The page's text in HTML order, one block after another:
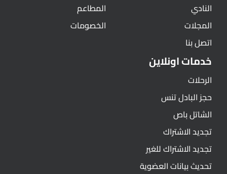
النادي
المجلات
اتصل بنا
المطاعم
الخصومات
خدمات اونلاين
الرحلات
حجز البادل تنس
الشاتل باص
تجديد الاشتراك
تجديد الاشتراك للغير
تحديث بيانات العضوية